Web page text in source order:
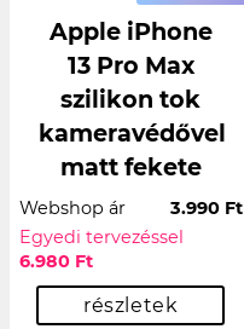
Apple iPhone
13 Pro Max
szilikon tok
kameravédővel
matt fekete
Webshop ár
3.990 Ft
Egyedi tervezéssel
6.980 Ft
részletek